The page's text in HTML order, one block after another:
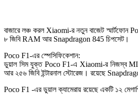
বাজারে লঞ্চ করল Xiaomi-র নতুন বাজেট
৮ জিবি RAM আর Snapdragon 845 চিপসেট।
Poco F1-এর স্পেসিফিকেশান:
ডুয়াল সিম যুক্ত Poco F1-এ Xiaomi-র নিজস্ব
আর ২৫৬ জিবি ইন্টারনাল স্টোরেজ। রয়েছে
Poco F1 -এর ডুয়াল ক্যামেরায় রয়েছে একটি ১২